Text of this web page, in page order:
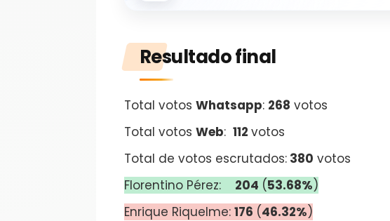
Resultado final
Total votos Whatsapp: 268 votos
Total votos Web: 112 votos
Total de votos escrutados: 380 votos
Florentino Pérez: 204 (53.68%)
Enrique Riquelme: 176 (46.32%)